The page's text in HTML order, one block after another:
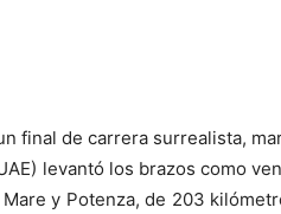
final de carrera surrealista,
levantó los brazos como
y Potenza, de 203